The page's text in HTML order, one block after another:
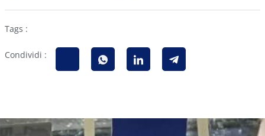
Tags :
Condividi :